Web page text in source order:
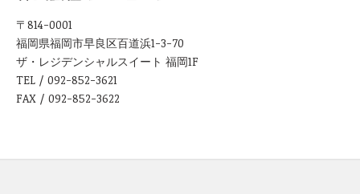
〒814-0001
福岡県福岡市早良区百道浜1-3-70
ザ・レジデンシャルスイート 福岡1F
TEL / 092-852-3621
FAX / 092-852-3622